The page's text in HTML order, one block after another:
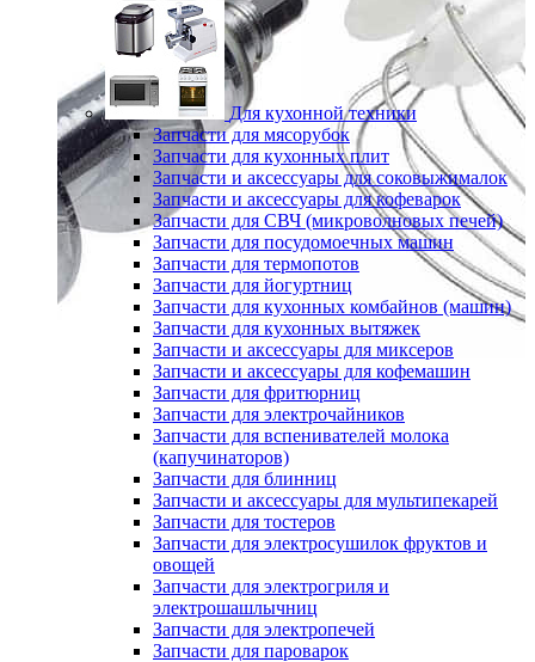
Для кухонной техники
Запчасти для мясорубок
Запчасти для кухонных плит
Запчасти и аксессуары для соковыжималок
Запчасти и аксессуары для кофеварок
Запчасти для СВЧ (микроволновых печей)
Запчасти для посудомоечных машин
Запчасти для термопотов
Запчасти для йогуртниц
Запчасти для кухонных комбайнов (машин)
Запчасти для кухонных вытяжек
Запчасти и аксессуары для миксеров
Запчасти и аксессуары для кофемашин
Запчасти для фритюрниц
Запчасти для электрочайников
Запчасти для вспенивателей молока
(капучинаторов)
Запчасти для блинниц
Запчасти и аксессуары для мультипекарей
Запчасти для тостеров
Запчасти для электросушилок фруктов и
овощей
Запчасти для электрогриля и
электрошашлычниц
Запчасти для электропечей
Запчасти для пароварок